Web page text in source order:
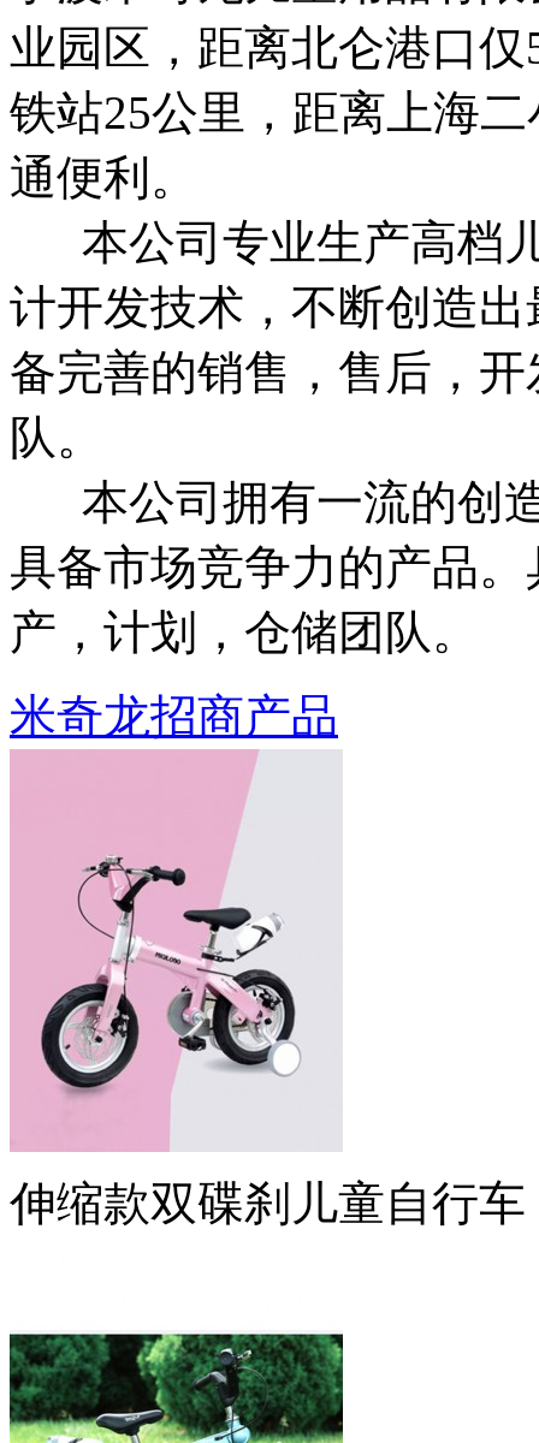
业园区，距离北仑港口
铁站25公里，距离上海
通便利。
本公司专业生产高档
计开发技术，不断创造
备完善的销售，售后，
队。
本公司拥有一流的创
具备市场竞争力的产品
产，计划，仓储团队。
米奇龙招商产品
伸缩款双碟刹儿童自行车